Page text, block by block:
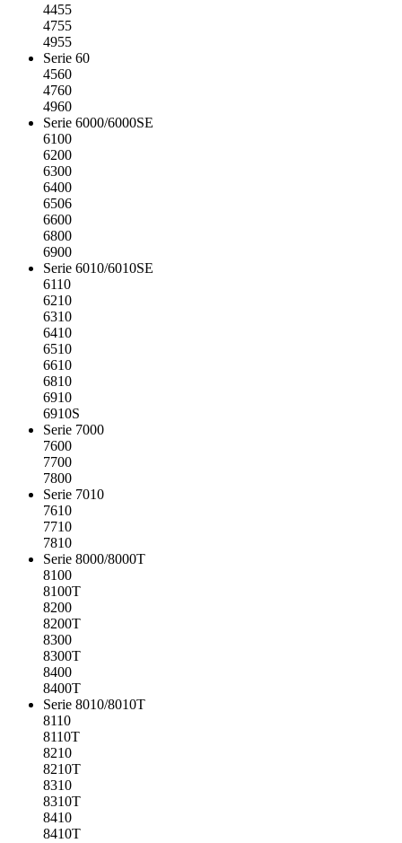
4455
4755
4955
Serie 60
4560
4760
4960
Serie 6000/6000SE
6100
6200
6300
6400
6506
6600
6800
6900
Serie 6010/6010SE
6110
6210
6310
6410
6510
6610
6810
6910
6910S
Serie 7000
7600
7700
7800
Serie 7010
7610
7710
7810
Serie 8000/8000T
8100
8100T
8200
8200T
8300
8300T
8400
8400T
Serie 8010/8010T
8110
8110T
8210
8210T
8310
8310T
8410
8410T